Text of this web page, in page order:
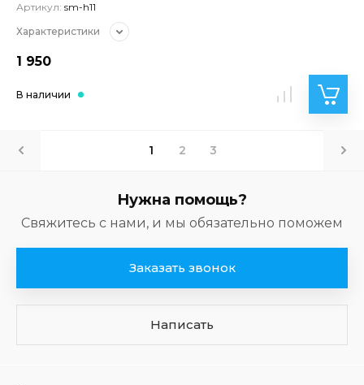
Артикул: sm-h11
Характеристики
1 950
В наличии
1 2 3
Нужна помощь?
Свяжитесь с нами, и мы обязательно поможем
Заказать звонок
Написать